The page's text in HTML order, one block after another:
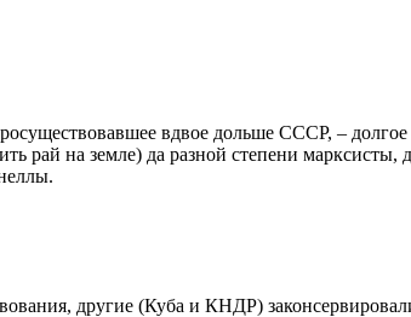
вдвое дольше СССР, –
рай на земле) да разной степени марксисты,
другие (Куба и КНДР)